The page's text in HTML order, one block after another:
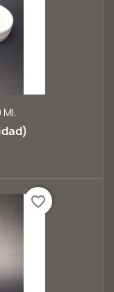
favorite_border